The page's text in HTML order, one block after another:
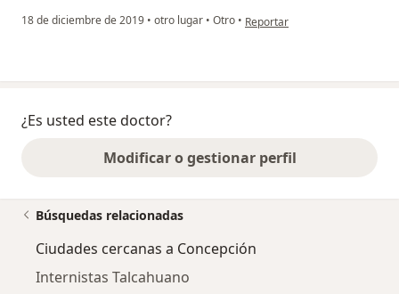
18 de diciembre de 2019 • otro lugar • Otro • en opinión del usuario Patricia
Reportar
¿Es usted este doctor?
Modificar o gestionar perfil
Búsquedas relacionadas
Ciudades cercanas a Concepción
Internistas Talcahuano